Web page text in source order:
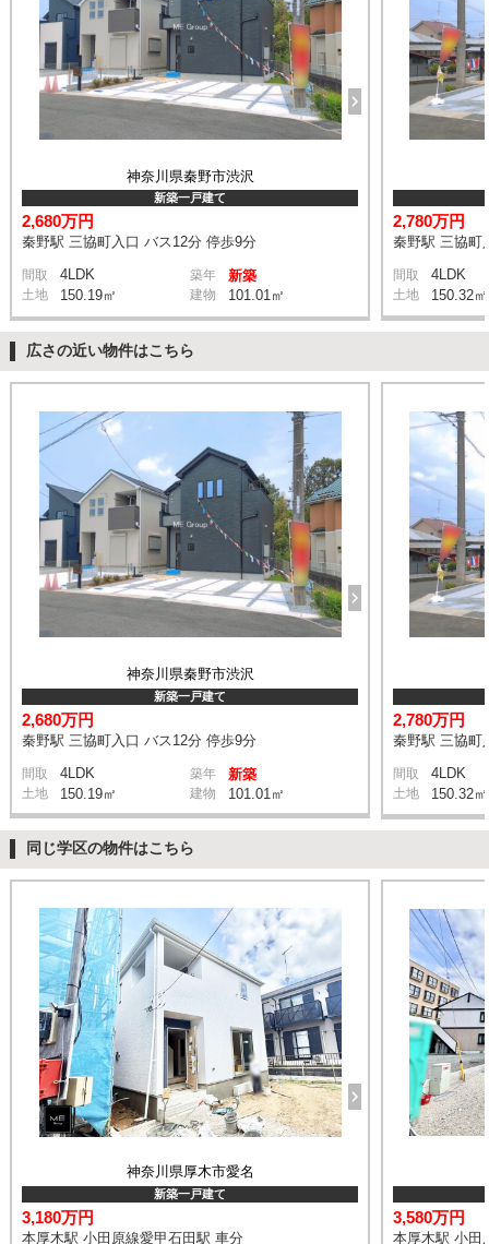
神奈川県秦野市渋沢
新築一戸建て
2,680万円
秦野駅 三協町入口 バス12分 停歩9分
間取 4LDK 築年 新築
土地 150.19㎡ 建物 101.01㎡
2,780万円
秦野駅 三協町
間取 4LDK
土地 150.32㎡
広さの近い物件はこちら
神奈川県秦野市渋沢
新築一戸建て
2,680万円
秦野駅 三協町入口 バス12分 停歩9分
間取 4LDK 築年 新築
土地 150.19㎡ 建物 101.01㎡
2,780万円
秦野駅 三協町
間取 4LDK
土地 150.32㎡
同じ学区の物件はこちら
神奈川県厚木市愛名
新築一戸建て
3,180万円
本厚木駅 小田原線愛甲石田駅 車分
3,580万円
本厚木駅 小田